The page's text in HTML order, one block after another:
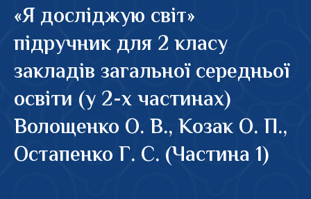
«Я досліджую світ»
підручник для 2 класу
закладів загальної середньої
освіти (у 2-х частинах)
Волощенко О. В., Козак О. П.,
Остапенко Г. С. (Частина 1)